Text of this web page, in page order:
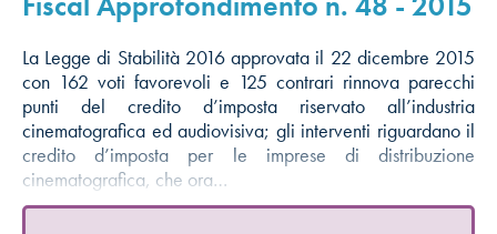
La Legge di Stabilità 2016 approvata il 22 dicembre 2015
con 162 voti favorevoli e 125 contrari rinnova parecchi
punti del credito d’imposta riservato all’industria
cinematografica ed audiovisiva; gli interventi riguardano il
credito d’imposta per le imprese di distribuzione
cinematografica, che ora…